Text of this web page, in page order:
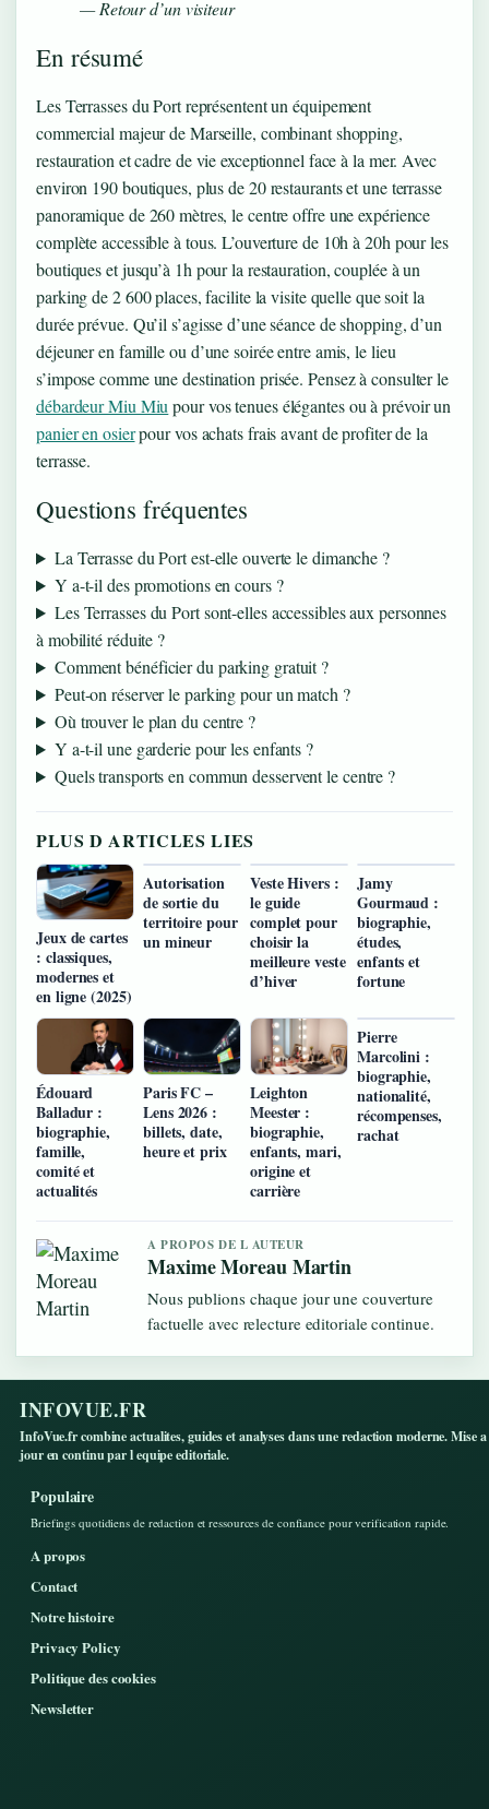
— Retour d’un visiteur
En résumé
Les Terrasses du Port représentent un équipement
commercial majeur de Marseille, combinant shopping,
restauration et cadre de vie exceptionnel face à la mer. Avec
environ 190 boutiques, plus de 20 restaurants et une terrasse
panoramique de 260 mètres, le centre offre une expérience
complète accessible à tous. L’ouverture de 10h à 20h pour les
boutiques et jusqu’à 1h pour la restauration, couplée à un
parking de 2 600 places, facilite la visite quelle que soit la
durée prévue. Qu’il s’agisse d’une séance de shopping, d’un
déjeuner en famille ou d’une soirée entre amis, le lieu
s’impose comme une destination prisée. Pensez à consulter le
débardeur Miu Miu pour vos tenues élégantes ou à prévoir un
panier en osierpour vos achats frais avant de profiter de la
terrasse.
Questions fréquentes
La Terrasse du Port est-elle ouverte le dimanche ?
Y a-t-il des promotions en cours ?
Les Terrasses du Port sont-elles accessibles aux personnes
à mobilité réduite ?
Comment bénéficier du parking gratuit ?
Peut-on réserver le parking pour un match ?
Où trouver le plan du centre ?
Y a-t-il une garderie pour les enfants ?
Quels transports en commun desservent le centre ?
PLUS D ARTICLES LIES
Jeux de cartes
: classiques,
modernes et
en ligne (2025)
Autorisation
de sortie du
territoire pour
un mineur
Veste Hivers :
le guide
complet pour
choisir la
meilleure veste
d’hiver
Jamy
Gourmaud :
biographie,
études,
enfants et
fortune
Édouard
Balladur :
biographie,
famille,
comité et
actualités
Paris FC –
Lens 2026 :
billets, date,
heure et prix
Leighton
Meester :
biographie,
enfants, mari,
origine et
carrière
Pierre
Marcolini :
biographie,
nationalité,
récompenses,
rachat
A PROPOS DE L AUTEUR
Maxime Moreau Martin
Nous publions chaque jour une couverture
factuelle avec relecture editoriale continue.
INFOVUE.FR
InfoVue.fr combine actualites, guides et analyses dans une redaction moderne. Mise a
jour en continu par l equipe editoriale.
Populaire
Briefings quotidiens de redaction et ressources de confiance pour verification rapide.
A propos
Contact
Notre histoire
Privacy Policy
Politique des cookies
Newsletter